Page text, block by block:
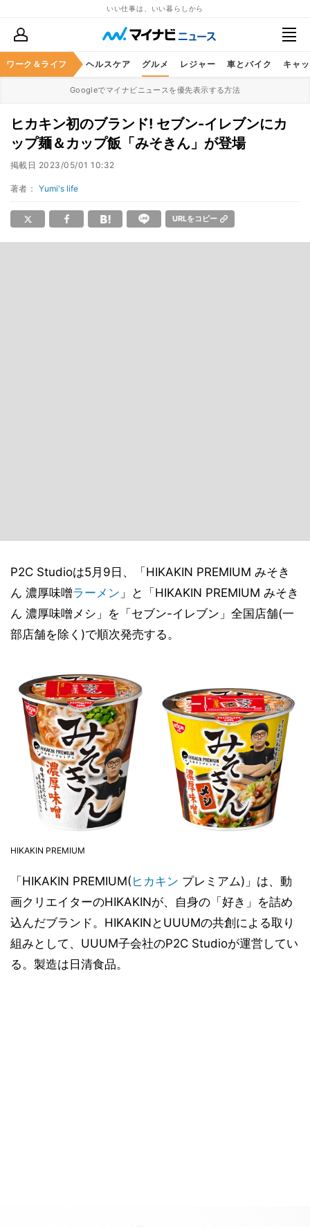
いい仕事は、いい暮らしから
ワーク＆ライフ
マネー 暮らし ヘルスケア グルメ レジャー 車とバイク キャ
Googleでマイナビニュースを優先表示する方法
ヒカキン初のブランド! セブン-イレブンにカ
ップ麺＆カップ飯「みそきん」が登場
掲載日 2023/05/01 10:32
著者： Yumi's life
URLをコピー
P2C Studioは5月9日、「HIKAKIN PREMIUM みそき
ん 濃厚味噌ラーメン 」と「HIKAKIN PREMIUM みそき
ん 濃厚味噌メシ」を「セブン-イレブン」全国店舗(一
部店舗を除く)で順次発売する。
HIKAKIN PREMIUM
「HIKAKIN PREMIUM( ヒカキン プレミアム)」は、動
画クリエイターのHIKAKINが、自身の「好き」を詰め
込んだブランド。HIKAKINとUUUMの共創による取り
組みとして、UUUM子会社のP2C Studioが運営してい
る。製造は日清食品。